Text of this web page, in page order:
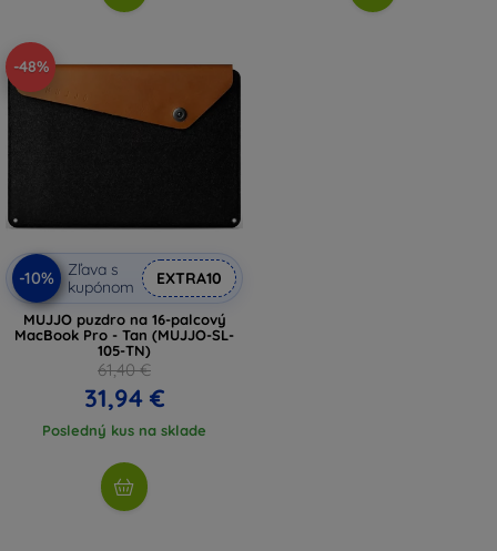
-48%
-10%
Zľava s
kupónom
EXTRA10
MUJJO puzdro na 16-palcový
MacBook Pro - Tan (MUJJO-SL-
105-TN)
61,40 €
31,94 €
Posledný kus na sklade